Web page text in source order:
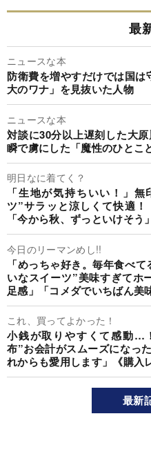
最
ニュースな本
防衛費を増やすだけでは国
大のワナ」を見抜いた人物
ニュースな本
対談に30分以上遅刻した大
瞬で虜にした「魔性のひとこ
明日なに着てく？
「生地が気持ちいい！」
ツ”サラッと涼しくて快適！
「今から秋、ずっといけそう
今日のリーマンめし!!
「めっちゃ好き。毎年食べ
いなスイーツ”美味すぎてホ
足感」「コメダでいちばん美
これ、買ってよかった！
小銭が取りやすくて感動…
布”お会計がスムーズになっ
れからも愛用します」《購入
最新